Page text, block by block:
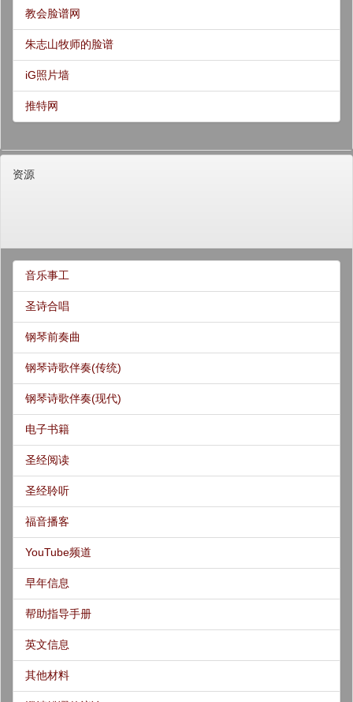
教会脸谱网
朱志山牧师的脸谱
iG照片墙
推特网
资源
音乐事工
圣诗合唱
钢琴前奏曲
钢琴诗歌伴奏(传统)
钢琴诗歌伴奏(现代)
电子书籍
圣经阅读
圣经聆听
福音播客
YouTube频道
早年信息
帮助指导手册
英文信息
其他材料